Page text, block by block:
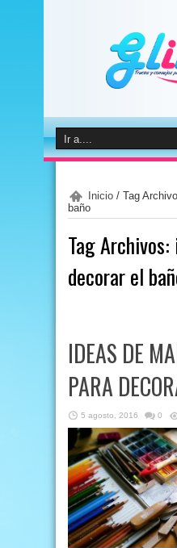
Inicio / Tag
baño
Tag Archivos:
decorar el
IDEAS DE
PARA
5 agosto, 2016 0